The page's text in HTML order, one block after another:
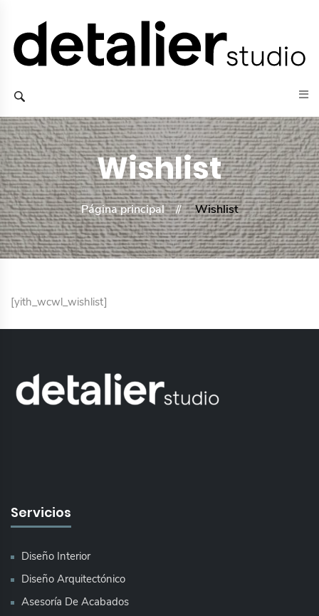
Wishlist
Página principal Wishlist
[yith_wcwl_wishlist]
Servicios
Diseño Interior
Diseño Arquitectónico
Asesoría De Acabados